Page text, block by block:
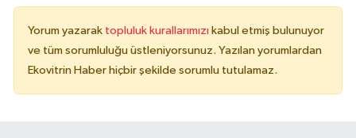
Yorum yazarak topluluk kurallarımızı kabul etmiş bulunuyor
ve tüm sorumluluğu üstleniyorsunuz. Yazılan yorumlardan
Ekovitrin Haber hiçbir şekilde sorumlu tutulamaz.